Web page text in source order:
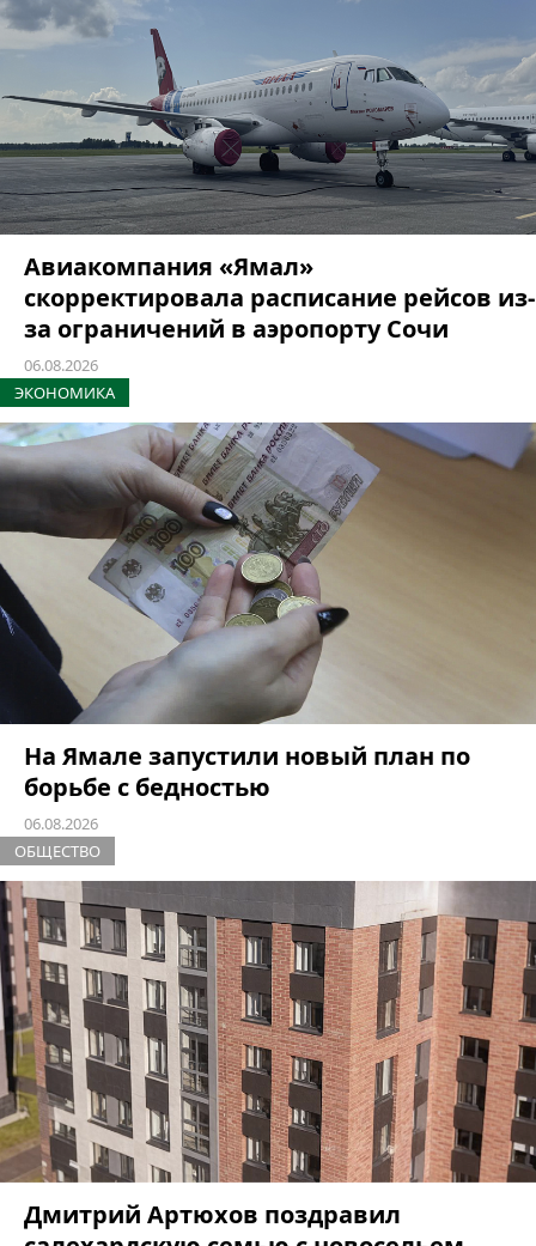
Авиакомпания «Ямал»
скорректировала расписание рейсов из-
за ограничений в аэропорту Сочи
06.08.2026
ЭКОНОМИКА
На Ямале запустили новый план по
борьбе с бедностью
06.08.2026
ОБЩЕСТВО
Дмитрий Артюхов поздравил